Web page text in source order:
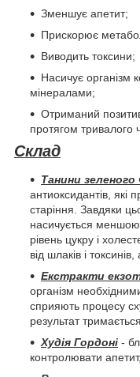
Зменшує апетит;
Прискорює
Виводить токсини;
Насичує організм
мінералами;
Отриманий
протягом тривалого
Склад
Танини зеленого
антиоксидантів, які
старіння. Завдяки
насичується меншою
рівень цукру і
від шлаків і
Екстракти
організм
сприяють процесу
результат
Худія Гордоні -
контролювати